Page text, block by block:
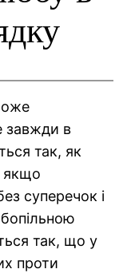
завжди в
так, як
якщо
суперечок і
так, що у
проти